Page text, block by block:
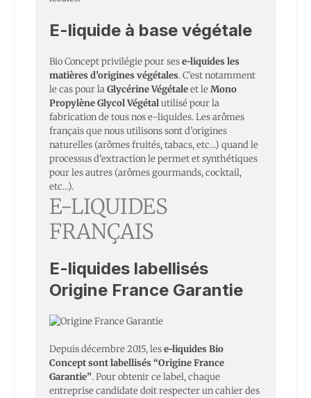
E-liquide à base végétale
Bio Concept privilégie pour sese-liquides les
matières d’origines végétales. C’est notamment
le cas pour laGlycérine Végétaleet leMono
Propylène Glycol Végétalutilisé pour la
fabrication de tous nos e-liquides. Les arômes
français que nous utilisons sont d’origines
naturelles (arômes fruités, tabacs, etc…) quand le
processus d’extraction le permet et synthétiques
pour les autres (arômes gourmands, cocktail,
etc…).
E-LIQUIDES
FRANÇAIS
E-liquides labellisés
Origine France Garantie
Depuis décembre 2015, lese-liquides Bio
Concept sont labellisés “Origine France
Garantie”. Pour obtenir ce label, chaque
entreprise candidate doit respecter un cahier des